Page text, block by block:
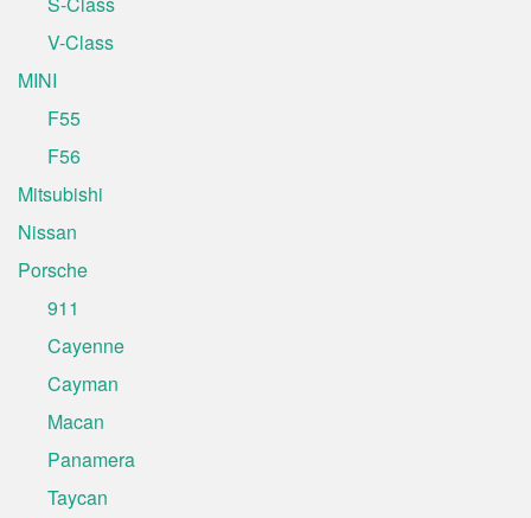
V-Class
MINI
F55
F56
Mitsubishi
Nissan
Porsche
911
Cayenne
Cayman
Macan
Panamera
Taycan